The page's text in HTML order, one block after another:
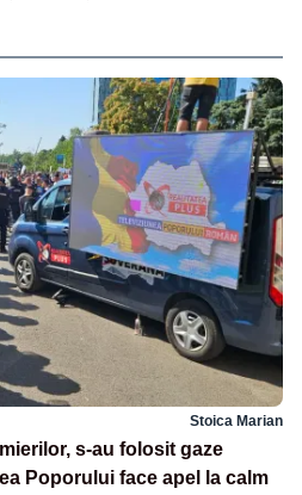
Stoica Marian
s-au folosit gaze
Poporului face apel la calm